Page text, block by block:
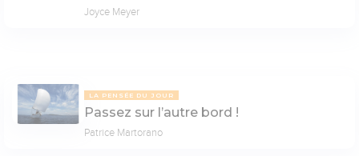
Joyce Meyer
LA PENSÉE DU JOUR
Passez sur l’autre bord !
Patrice Martorano